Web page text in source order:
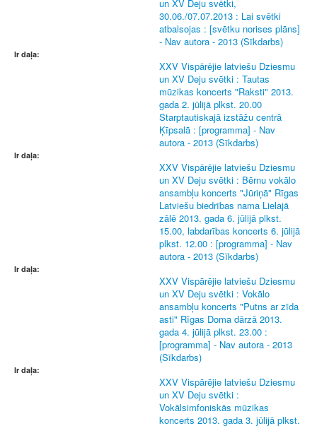
un XV Deju svētki,
30.06./07.07.2013 : Lai svētki
atbalsojas : [svētku norises plāns]
- Nav autora - 2013 (Sīkdarbs)
Ir daļa:
XXV Vispārējie latviešu Dziesmu
un XV Deju svētki : Tautas
mūzikas koncerts "Raksti" 2013.
gada 2. jūlijā plkst. 20.00
Starptautiskajā izstāžu centrā
Ķīpsalā : [programma] - Nav
autora - 2013 (Sīkdarbs)
Ir daļa:
XXV Vispārējie latviešu Dziesmu
un XV Deju svētki : Bērnu vokālo
ansambļu koncerts "Jūriņā" Rīgas
Latviešu biedrības nama Lielajā
zālē 2013. gada 6. jūlijā plkst.
15.00, labdarības koncerts 6. jūlijā
plkst. 12.00 : [programma] - Nav
autora - 2013 (Sīkdarbs)
Ir daļa:
XXV Vispārējie latviešu Dziesmu
un XV Deju svētki : Vokālo
ansambļu koncerts "Putns ar zīda
asti" Rīgas Doma dārzā 2013.
gada 4. jūlijā plkst. 23.00 :
[programma] - Nav autora - 2013
(Sīkdarbs)
Ir daļa:
XXV Vispārējie latviešu Dziesmu
un XV Deju svētki :
Vokālsimfoniskās mūzikas
koncerts 2013. gada 3. jūlijā plkst.